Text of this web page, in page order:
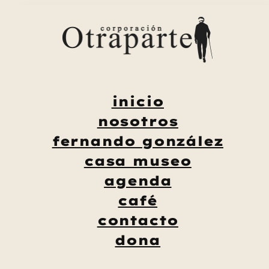
inicio
nosotros
fernando gonzález
casa museo
agenda
café
contacto
dona